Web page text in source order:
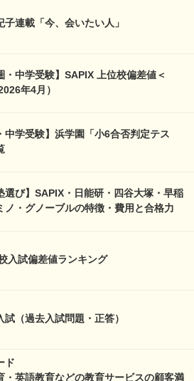
連載「今、会いたい人」
・中学受験】SAPIX 上位校偏差値＜
年4月）
中学受験】浜学園「小6合否判定テス
選び】SAPIX・日能研・四谷大塚・早稲
ノ・グノーブルの特徴・費用と合格力
入試偏差値ランキング
（過去入試問題・正答）
ド
・英語教育などの教育サービスの顧客満